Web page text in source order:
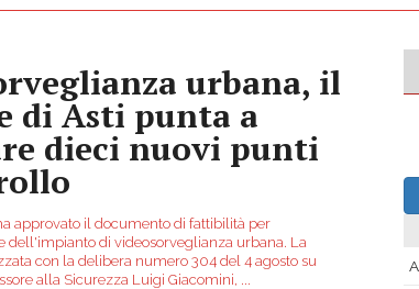
urbana, il
di Asti punta a
dieci nuovi punti
approvato il documento di fattibilità per
dell'impianto di videosorveglianza urbana. La
con la delibera numero 304 del 4 agosto su
alla Sicurezza Luigi Giacomini,